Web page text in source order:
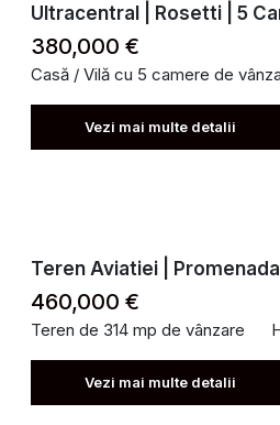
Ultracentral | Rosetti | 5
380,000 €
Casă / Vilă cu 5 camere de
Vezi mai multe detalii
Teren Aviatiei |
460,000 €
Teren de 314 mp de vânzare
Vezi mai multe detalii